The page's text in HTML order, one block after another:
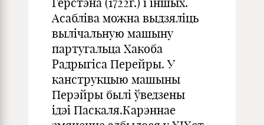
Асабліва можна выдзяліць
вылічальную машыну
партугальца Хакоба
Радрыгіса Перейры. У
канструкцыю машыны
Перэйры былі ўведзены
ідэі Паскаля.Карэннае